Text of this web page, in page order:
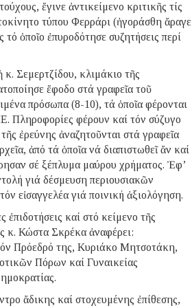
ἔγινε ἀντικείμενο κριτικῆς τίς
τύπου Φερράρι (ἠγοράσθη ἄραγε
ὁποῖο ἐπυροδότησε συζητήσεις περί
κ. Σεμερτζίδου, κλιμάκιο τῆς
ἔφοδο στά γραφεῖα τοῦ
πρόσωπα (8-10), τά ὁποῖα φέρονται
Πληροφορίες φέρουν καί τόν σύζυγο
ἐρεύνης ἀναζητοῦνται στά γραφεῖα
ἀπό τά ὁποῖα νά διαπιστωθεῖ ἄν καί
σέ ξέπλυμα μαύρου χρήματος. Ἐφ’
γιά δέσμευση περιουσιακῶν
εἰσαγγελέα γιά ποινική ἀξιολόγηση.
καί στό κείμενο τῆς
κ. Κώστα Σκρέκα ἀναφέρει:
Πρόεδρό της, Κυριάκο Μητσοτάκη,
Πόρων καί Γυναικείας
ἄδικης καί στοχευμένης ἐπίθεσης,